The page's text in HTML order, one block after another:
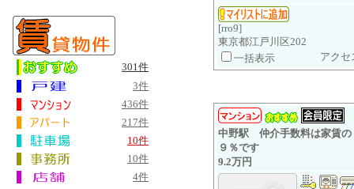
301件
3件
436件
217件
10件
10件
4件
[rro9]
東京都江戸川区202
一括表示
アクセ
中野駅 仲介手数料は家賃の
９％です
9.2万円